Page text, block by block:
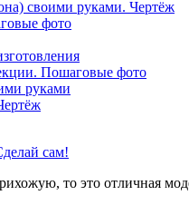
своими руками. Чертёж
фото
Пошаговые фото
руками
то это отличная